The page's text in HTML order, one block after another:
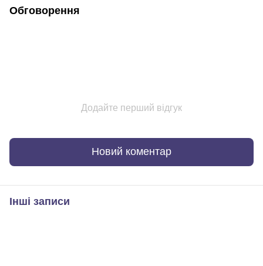
Обговорення
Додайте перший відгук
Новий коментар
Інші записи